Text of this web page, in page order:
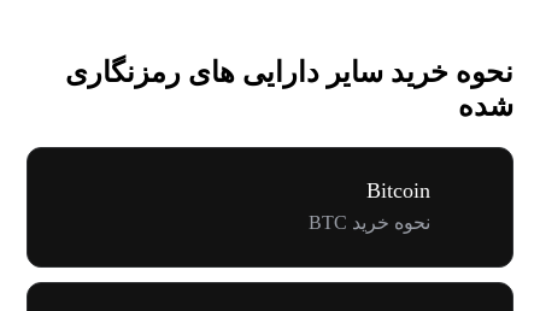
نحوه خرید سایر دارایی های رمزنگاری
شده
Bitcoin
نحوه خرید BTC